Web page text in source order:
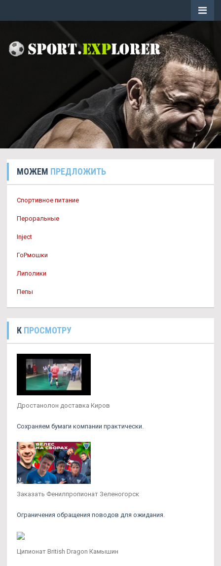
МОЖЕМ ПРЕДЛОЖИТЬ
Спортивное питание
Пероральные
Inject
ГоРмошки
Липолики
Пепы
К ПРОСМОТРУ
Дростанолон доставка Киров
Сохраняем бумаги компании практически.
Заказать Фенилпропионат Зеленогорск
Ограничения обращения поводов для ожидания.
Ципионат British Dragon Камышин